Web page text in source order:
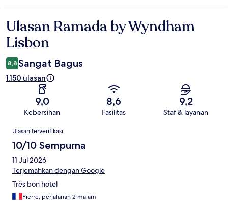
Ulasan
Ulasan Ramada by Wyndham
Lisbon
8,8 Sangat Bagus
1.150 ulasan
9,0
Kebersihan
8,6
Fasilitas
9,2
Staf & layanan
Ulasan
Ulasan terverifikasi
10/10 Sempurna
11 Jul 2026
Terjemahkan dengan Google
Très bon hotel
Pierre, perjalanan 2 malam